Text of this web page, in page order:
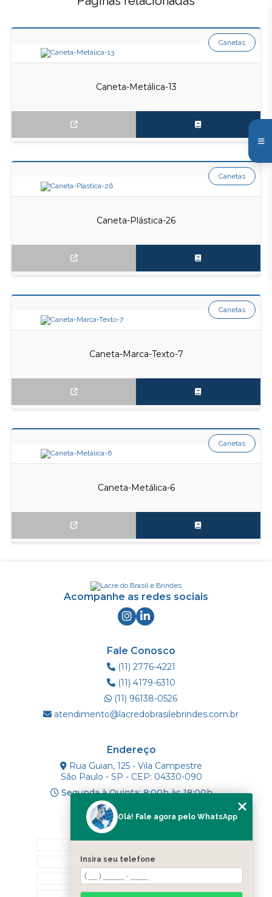
Caneta-Metálica-13
Canetas
Caneta-Plástica-26
Canetas
Caneta-Marca-Texto-7
Canetas
Caneta-Metálica-6
Canetas
Acompanhe as redes sociais
Fale Conosco
(11) 2776-4221
(11) 4179-6310
(11) 96138-0526
atendimento@lacredobrasilebrindes.com.br
Endereço
Rua Guian, 125 - Vila Campestre
São Paulo - SP - CEP: 04330-090
Segunda à Quinta: 8:00h às 18:00h
Mapa do Site
SOBRE NÓS
PRODUTOS
Olá! Fale agora pelo WhatsApp
Insira seu telefone